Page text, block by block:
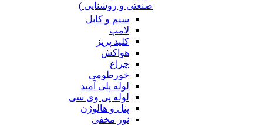
صنعتی و روشنایی )
سیم و کابل
لامپ
کلید پریز
هواکش
چراغ
خورطومی
لوله پلی آمید
لوله پی وی سی
پنل و هالوژن
نور مخفی